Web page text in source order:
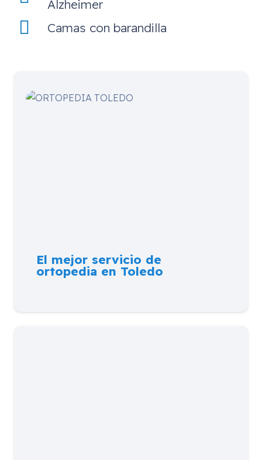
Alzheimer
Camas con barandilla
El mejor servicio de
ortopedia en Toledo